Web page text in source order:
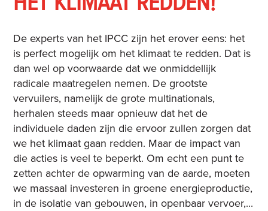
De experts van het IPCC zijn het erover eens: het
is perfect mogelijk om het klimaat te redden. Dat is
dan wel op voorwaarde dat we onmiddellijk
radicale maatregelen nemen. De grootste
vervuilers, namelijk de grote multinationals,
herhalen steeds maar opnieuw dat het de
individuele daden zijn die ervoor zullen zorgen dat
we het klimaat gaan redden. Maar de impact van
die acties is veel te beperkt. Om echt een punt te
zetten achter de opwarming van de aarde, moeten
we massaal investeren in groene energieproductie,
in de isolatie van gebouwen, in openbaar vervoer,...